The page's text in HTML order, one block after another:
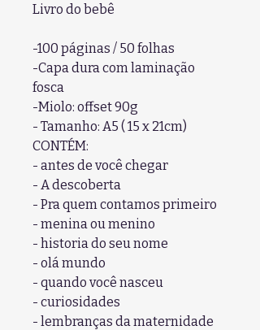
Livro do bebê
-100 páginas / 50 folhas
-Capa dura com laminação
fosca
-Miolo: offset 90g
- Tamanho: A5 ( 15 x 21cm)
CONTÉM:
- antes de você chegar
- A descoberta
- Pra quem contamos primeiro
- menina ou menino
- historia do seu nome
- olá mundo
- quando você nasceu
- curiosidades
- lembranças da maternidade